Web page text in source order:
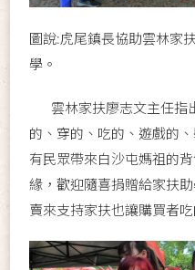
圖說:虎尾鎮長協助雲林家
學。
雲林家扶廖志文主任指
的、穿的、吃的、遊戲的
有民眾帶來白沙屯媽祖的
緣，歡迎隨喜捐贈給家扶
賣來支持家扶也讓購買者吃